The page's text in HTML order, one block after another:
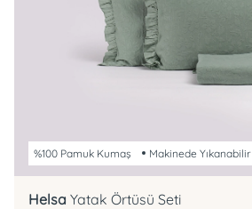
%100 Pamuk Kumaş Makinede Yıkanabilir
Helsa Yatak Örtüsü Seti